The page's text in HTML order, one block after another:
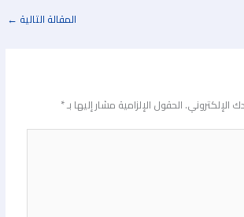
المقالة التالية←
الحقول الإلزامية مشار إليها بـ*